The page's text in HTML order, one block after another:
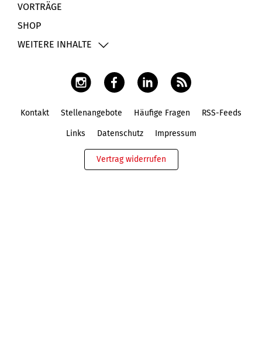
VORTRÄGE
SHOP
WEITERE INHALTE
Kontakt Stellenangebote Häufige Fragen RSS-Feeds
Links Datenschutz Impressum
Vertrag widerrufen